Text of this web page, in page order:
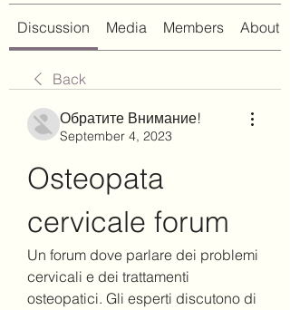
Discussion Media Members About
Back
Обратите Внимание!
September 4, 2023
Osteopata
cervicale forum
Un forum dove parlare dei problemi
cervicali e dei trattamenti
osteopatici. Gli esperti discutono di